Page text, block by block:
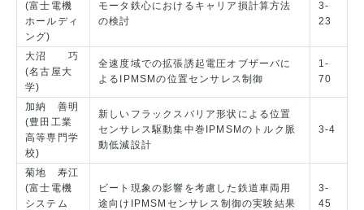
(富士電機
ホールディ
ング)
モータ鉄心におけるキャリア損計算方法
の検討
3-
23
大沼 巧
(名古屋大
学)
全速度域での拡張誘起電圧オブザーバに
よるIPMSMの位置センサレス制御
1-
70
加納 善明
(豊田工業
高等専門学
校)
新しいフラックスバリア形状による位置
センサレス駆動集中巻IPMSMのトルク脈
動低減設計
3-4
菊地 寿江
(富士電機
システム
ビート現象の影響を考慮した鉄道車両用
途向けIPMSMセンサレス制御の実験結果
3-
45